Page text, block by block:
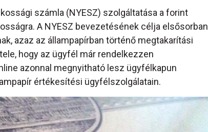
számla (NYESZ) szolgáltatása a forint
A NYESZ bevezetésének célja elsősorban
azaz az állampapírban történő megtakarítási
hogy az ügyfél már rendelkezzen
azonnal megnyitható lesz ügyfélkapun
értékesítési ügyfélszolgálatain.